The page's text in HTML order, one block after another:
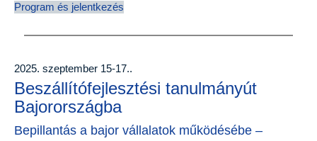
Program és jelentkezés
2025. szeptember 15-17..
Beszállítófejlesztési tanulmányút
Bajorországba
Bepillantás a bajor vállalatok működésébe –